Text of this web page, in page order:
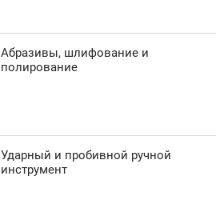
Абразивы, шлифование и
полирование
Ударный и пробивной ручной
инструмент